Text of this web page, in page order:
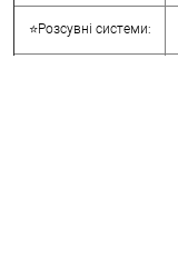
⭐Розсувні системи: